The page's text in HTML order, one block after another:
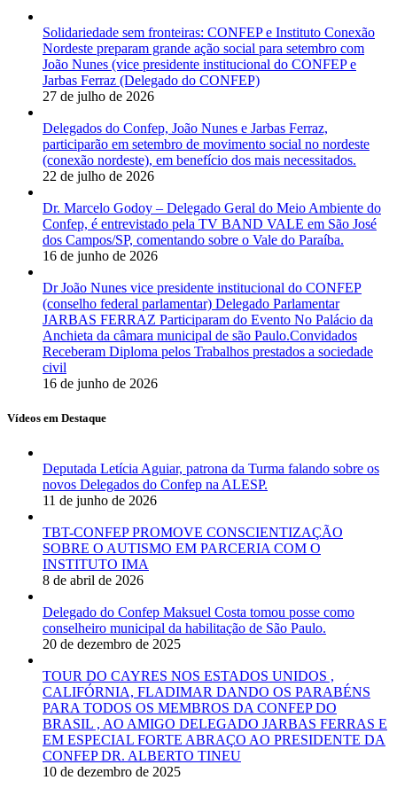
Solidariedade sem fronteiras: CONFEP e Instituto Conexão
Nordeste preparam grande ação social para setembro com
João Nunes (vice presidente institucional do CONFEP e
Jarbas Ferraz (Delegado do CONFEP)
27 de julho de 2026
Delegados do Confep, João Nunes e Jarbas Ferraz,
participarão em setembro de movimento social no nordeste
(conexão nordeste), em benefício dos mais necessitados.
22 de julho de 2026
Dr. Marcelo Godoy – Delegado Geral do Meio Ambiente do
Confep, é entrevistado pela TV BAND VALE em São José
dos Campos/SP, comentando sobre o Vale do Paraíba.
16 de junho de 2026
Dr João Nunes vice presidente institucional do CONFEP
(conselho federal parlamentar) Delegado Parlamentar
JARBAS FERRAZ Participaram do Evento No Palácio da
Anchieta da câmara municipal de são Paulo.Convidados
Receberam Diploma pelos Trabalhos prestados a sociedade
civil
16 de junho de 2026
Vídeos em Destaque
Deputada Letícia Aguiar, patrona da Turma falando sobre os
novos Delegados do Confep na ALESP.
11 de junho de 2026
TBT-CONFEP PROMOVE CONSCIENTIZAÇÃO
SOBRE O AUTISMO EM PARCERIA COM O
INSTITUTO IMA
8 de abril de 2026
Delegado do Confep Maksuel Costa tomou posse como
conselheiro municipal da habilitação de São Paulo.
20 de dezembro de 2025
TOUR DO CAYRES NOS ESTADOS UNIDOS ,
CALIFÓRNIA, FLADIMAR DANDO OS PARABÉNS
PARA TODOS OS MEMBROS DA CONFEP DO
BRASIL , AO AMIGO DELEGADO JARBAS FERRAS E
EM ESPECIAL FORTE ABRAÇO AO PRESIDENTE DA
CONFEP DR. ALBERTO TINEU
10 de dezembro de 2025